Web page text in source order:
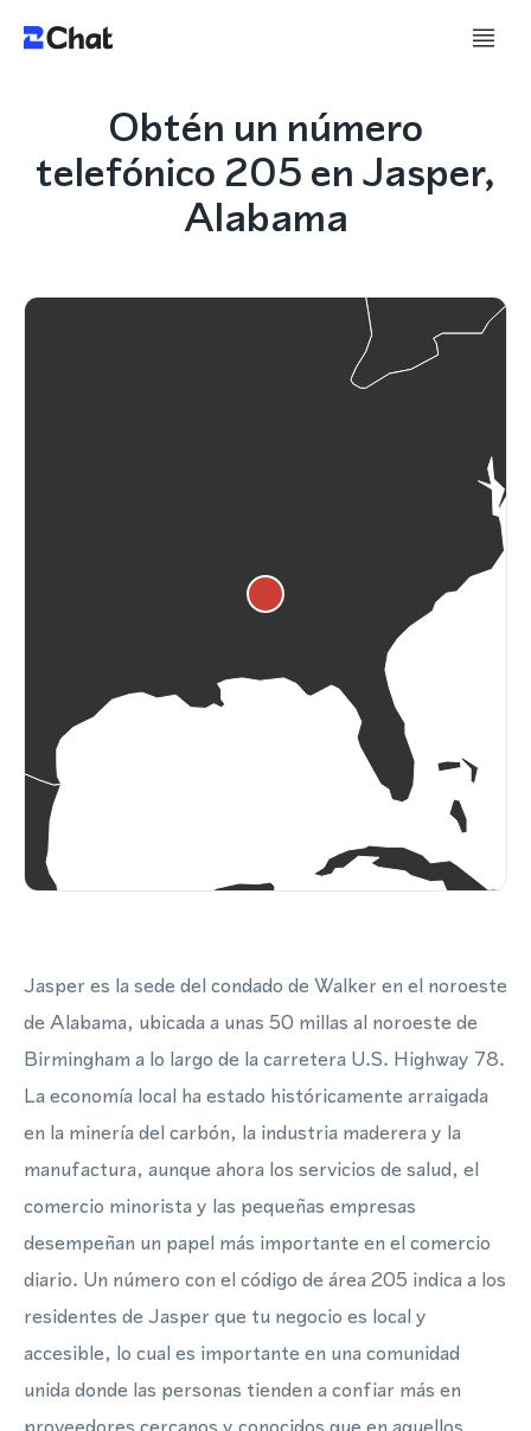
Obtén un número
telefónico 205 en Jasper,
Alabama
Jasper es la sede del condado de Walker en el noroeste
de Alabama, ubicada a unas 50 millas al noroeste de
Birmingham a lo largo de la carretera U.S. Highway 78.
La economía local ha estado históricamente arraigada
en la minería del carbón, la industria maderera y la
manufactura, aunque ahora los servicios de salud, el
comercio minorista y las pequeñas empresas
desempeñan un papel más importante en el comercio
diario. Un número con el código de área 205 indica a los
residentes de Jasper que tu negocio es local y
accesible, lo cual es importante en una comunidad
unida donde las personas tienden a confiar más en